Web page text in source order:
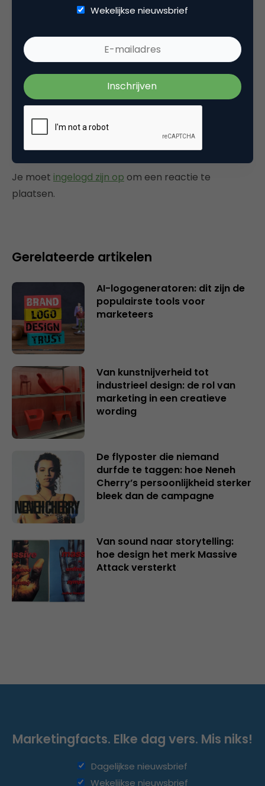
artikel
usability & design
Plaats reactie
Je moet ingelogd zijn op om een reactie te
plaatsen.
Gerelateerde artikelen
AI-logogeneratoren: dit zijn de
populairste tools voor
marketeers
Van kunstnijverheid tot
industrieel design: de rol van
marketing in een creatieve
wording
De flyposter die niemand
durfde te taggen: hoe Neneh
Cherry’s persoonlijkheid sterker
bleek dan de campagne
Van sound naar storytelling:
hoe design het merk Massive
Attack versterkt
Wekelijkse nieuwsbrief
Marketingfacts. Elke dag vers. Mis niks!
Dagelijkse nieuwsbrief
Wekelijkse nieuwsbrief